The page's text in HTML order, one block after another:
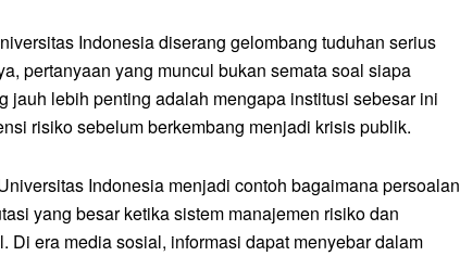
Indonesia diserang gelombang tuduhan serius
pertanyaan yang muncul bukan semata soal siapa
jauh lebih penting adalah mengapa institusi sebesar ini
risiko sebelum berkembang menjadi krisis publik.
Indonesia menjadi contoh bagaimana persoalan
yang besar ketika sistem manajemen risiko dan
Di era media sosial, informasi dapat menyebar dalam